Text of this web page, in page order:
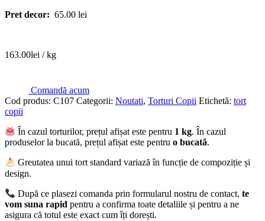
Pret decor: 65.00 lei
163.00lei / kg
Comandă acum
Cod produs: C107 Categorii: Noutati, Torturi Copii Etichetă: tort
copii
În cazul torturilor, prețul afișat este pentru 1 kg. În cazul
produselor la bucată, prețul afișat este pentru o bucată.
Greutatea unui tort standard variază în funcție de compoziție și
design.
După ce plasezi comanda prin formularul nostru de contact,te
vom suna rapid pentru a confirma toate detaliile și pentru a ne
asigura că totul este exact cum îți dorești.